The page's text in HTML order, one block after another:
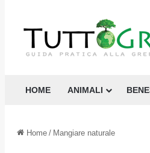
HOME ANIMALI
Home / Mangiare naturale